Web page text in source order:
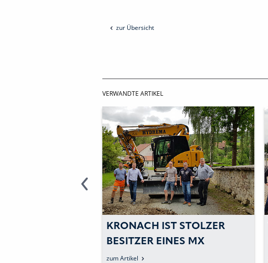
zur Übersicht
VERWANDTE ARTIKEL
KRONACH IST STOLZER
BESITZER EINES MX
CITYBAGGERS
zum Artikel